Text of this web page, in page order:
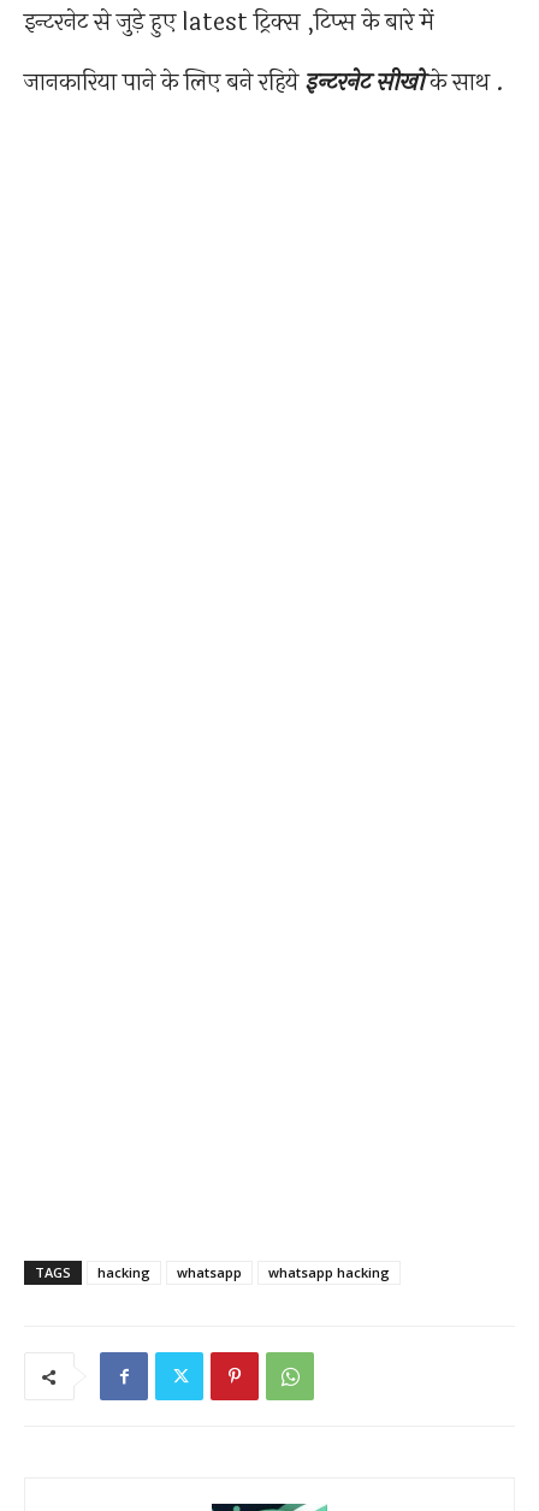
इन्टरनेट से जुड़े हुए latest ट्रिक्स ,टिप्स के बारे में
जानकारिया पाने के लिए बने रहियेइन्टरनेट सीखोके साथ .
TAGS hacking whatsapp whatsapp hacking